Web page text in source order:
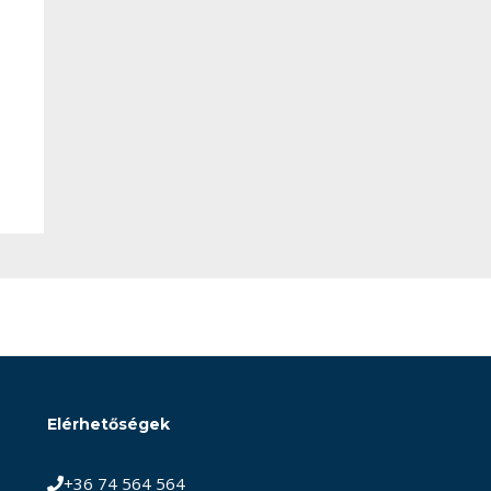
Elérhetőségek
+36 74 564 564